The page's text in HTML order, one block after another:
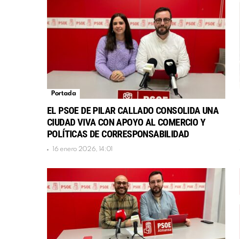
Portada
EL PSOE DE PILAR CALLADO CONSOLIDA UNA
CIUDAD VIVA CON APOYO AL COMERCIO Y
POLÍTICAS DE CORRESPONSABILIDAD
16 enero 2026, 14:01